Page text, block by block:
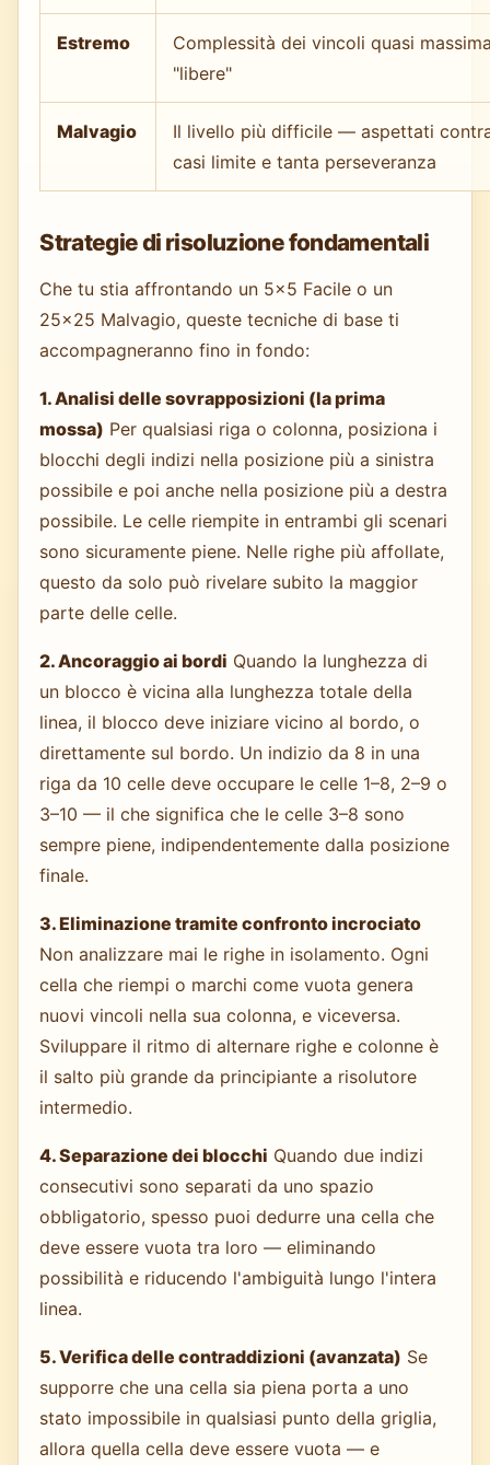
Estremo
Complessità dei vincoli quasi
"libere"
Malvagio
Il livello più difficile — aspettati
casi limite e tanta perseveranza
Strategie di risoluzione fondamentali
Che tu stia affrontando un 5×5 Facile o un
25×25 Malvagio, queste tecniche di base ti
accompagneranno fino in fondo:
1. Analisi delle sovrapposizioni (la prima
mossa) Per qualsiasi riga o colonna, posiziona i
blocchi degli indizi nella posizione più a sinistra
possibile e poi anche nella posizione più a destra
possibile. Le celle riempite in entrambi gli scenari
sono sicuramente piene. Nelle righe più affollate,
questo da solo può rivelare subito la maggior
parte delle celle.
2. Ancoraggio ai bordi Quando la lunghezza di
un blocco è vicina alla lunghezza totale della
linea, il blocco deve iniziare vicino al bordo, o
direttamente sul bordo. Un indizio da 8 in una
riga da 10 celle deve occupare le celle 1–8, 2–9 o
3–10 — il che significa che le celle 3–8 sono
sempre piene, indipendentemente dalla posizione
finale.
3. Eliminazione tramite confronto incrociato
Non analizzare mai le righe in isolamento. Ogni
cella che riempi o marchi come vuota genera
nuovi vincoli nella sua colonna, e viceversa.
Sviluppare il ritmo di alternare righe e colonne è
il salto più grande da principiante a risolutore
intermedio.
4. Separazione dei blocchi Quando due indizi
consecutivi sono separati da uno spazio
obbligatorio, spesso puoi dedurre una cella che
deve essere vuota tra loro — eliminando
possibilità e riducendo l'ambiguità lungo l'intera
linea.
5. Verifica delle contraddizioni (avanzata) Se
supporre che una cella sia piena porta a uno
stato impossibile in qualsiasi punto della griglia,
allora quella cella deve essere vuota — e